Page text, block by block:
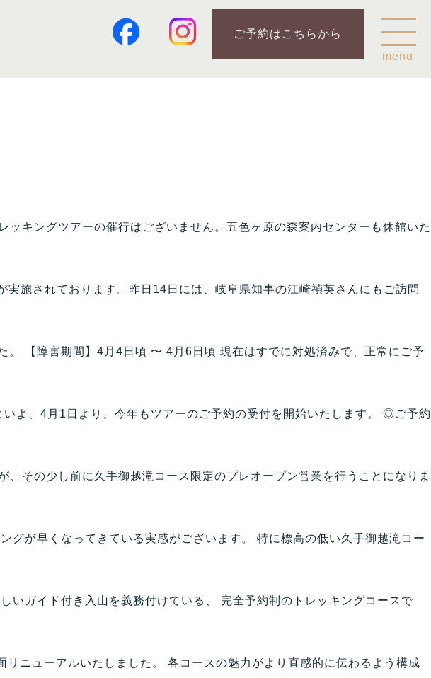
コース
シラビソショートコース
料金
企業・団体様向け 環境学習プログラムのご案内
menu
ご予約はこちらから
キングツアーの催行はございません。五色ヶ原の森案内センターも休館いた
施されております。昨日14日には、岐阜県知事の江崎禎英さんにもご訪問
【障害期間】4月4日頃 〜 4月6日頃 現在はすでに対処済みで、正常にご予
よ、4月1日より、今年もツアーのご予約の受付を開始いたします。 ◎ご予約
その少し前に久手御越滝コース限定のプレオープン営業を行うことになりま
グが早くなってきている実感がございます。 特に標高の低い久手御越滝コー
いガイド付き入山を義務付けている、 完全予約制のトレッキングコースで
ニューアルいたしました。 各コースの魅力がより直感的に伝わるよう構成